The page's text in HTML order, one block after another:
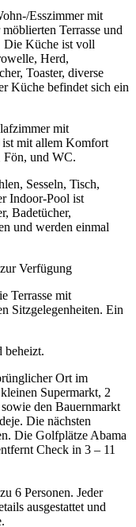
Esszimmer mit
Terrasse und
Die Küche ist voll
Herd,
Toaster, diverse
Küche befindet sich ein
mit
ist mit allem Komfort
Fön, und WC.
Sesseln, Tisch,
Indoor-Pool ist
Badetücher,
und werden einmal
Verfügung
Terrasse mit
Sitzgelegenheiten. Ein
beheizt.
Ort im
Supermarkt, 2
den Bauernmarkt
Die nächsten
Die Golfplätze Abama
Check in 3 – 11
6 Personen. Jeder
ausgestattet und